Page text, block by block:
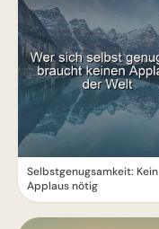
Selbstgenugsamkeit: Kein
Applaus nötig